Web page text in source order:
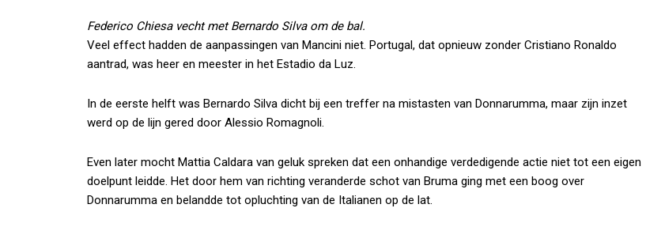
Federico Chiesa vecht met Bernardo Silva om de bal.
Veel effect hadden de aanpassingen van Mancini niet. Portugal, dat opnieuw zonder Cristiano Ronaldo
aantrad, was heer en meester in het Estadio da Luz.
In de eerste helft was Bernardo Silva dicht bij een treffer na mistasten van Donnarumma, maar zijn inzet
werd op de lijn gered door Alessio Romagnoli.
Even later mocht Mattia Caldara van geluk spreken dat een onhandige verdedigende actie niet tot een eigen
doelpunt leidde. Het door hem van richting veranderde schot van Bruma ging met een boog over
Donnarumma en belandde tot opluchting van de Italianen op de lat.